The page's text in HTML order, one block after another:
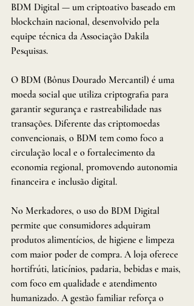
BDM Digital — um criptoativo baseado em
blockchain nacional, desenvolvido pela
equipe técnica da Associação Dakila
Pesquisas.
O BDM (Bônus Dourado Mercantil) é uma
moeda social que utiliza criptografia para
garantir segurança e rastreabilidade nas
transações. Diferente das criptomoedas
convencionais, o BDM tem como foco a
circulação local e o fortalecimento da
economia regional, promovendo autonomia
financeira e inclusão digital.
No Merkadores, o uso do BDM Digital
permite que consumidores adquiram
produtos alimentícios, de higiene e limpeza
com maior poder de compra. A loja oferece
hortifrúti, laticínios, padaria, bebidas e mais,
com foco em qualidade e atendimento
humanizado. A gestão familiar reforça o